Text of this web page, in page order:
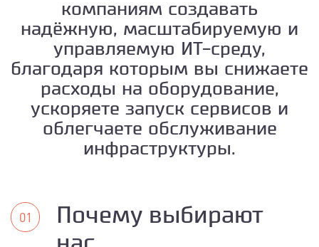
компаниям создавать
надёжную, масштабируемую и
управляемую ИТ-среду,
благодаря которым вы снижаете
расходы на оборудование,
ускоряете запуск сервисов и
облегчаете обслуживание
инфраструктуры.
Почему выбирают